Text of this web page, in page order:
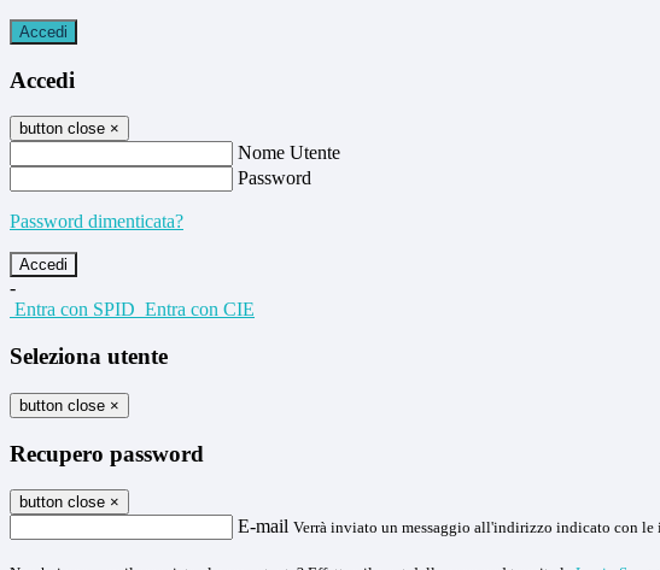
Accedi
Accedi
button close ×
Nome Utente
Password
Password dimenticata?
-
Entra con SPID Entra con CIE
Seleziona utente
button close ×
Recupero password
button close ×
E-mail Verrà inviato un messaggio all'indirizzo indicato con le